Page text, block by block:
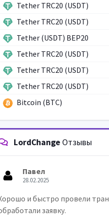
Tether TRC20 (USDT)
Tether TRC20 (USDT)
Tether (USDT) BEP20
Tether TRC20 (USDT)
Tether TRC20 (USDT)
Tether TRC20 (USDT)
Bitcoin (BTC)
LordChange Отзывы
Павел
28.02.2025
и быстро провели
заявку.